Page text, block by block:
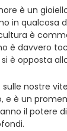
è un
in qualcosa
è
è davvero
è opposta
nostre
e è un
il potere